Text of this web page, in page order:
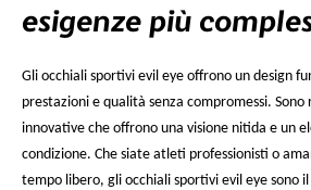
esigenze più
Gli occhiali sportivi evil eye offrono un design
prestazioni e qualità senza compromessi.
innovative che offrono una visione nitida e un
condizione. Che siate atleti professionisti o
tempo libero, gli occhiali sportivi evil eye sono